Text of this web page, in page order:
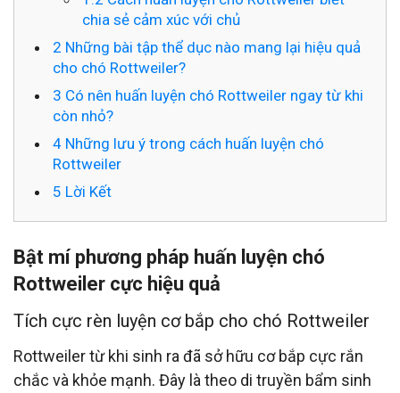
chia sẻ cảm xúc với chủ
2 Những bài tập thể dục nào mang lại hiệu quả
cho chó Rottweiler?
3 Có nên huấn luyện chó Rottweiler ngay từ khi
còn nhỏ?
4 Những lưu ý trong cách huấn luyện chó
Rottweiler
5 Lời Kết
Bật mí phương pháp huấn luyện chó
Rottweiler cực hiệu quả
Tích cực rèn luyện cơ bắp cho chó Rottweiler
Rottweiler từ khi sinh ra đã sở hữu cơ bắp cực rắn
chắc và khỏe mạnh. Đây là theo di truyền bẩm sinh